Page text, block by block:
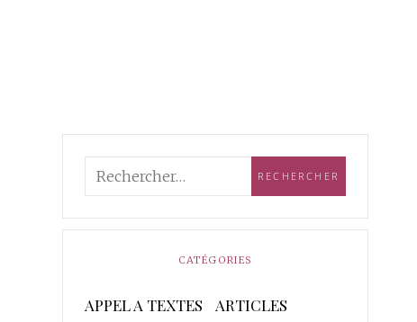
CATÉGORIES
APPEL A TEXTES
ARTICLES